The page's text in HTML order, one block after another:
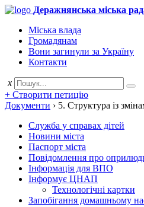
Деражнянська міська
Міська влада
Громадянам
Вони загинули за Україну
Контакти
x
+ Створити петицію
Документи › 5. Структура із
Служба у справах дітей
Новини міста
Паспорт міста
Повідомлення про
Інформація для ВПО
Інформує ЦНАП
Технологічні картки
Запобігання домашньому